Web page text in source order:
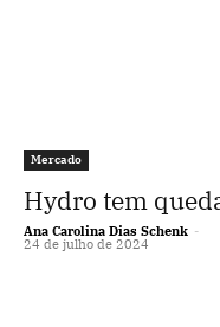
Mercado
Hydro tem
Ana Carolina Dias Schenk -
24 de julho de 2024